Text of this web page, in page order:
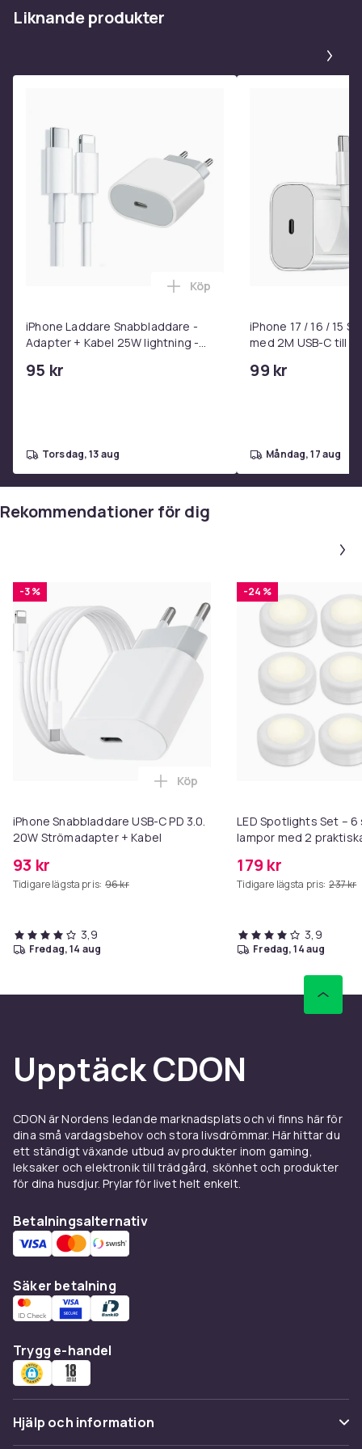
27e0d45d-b55a-41dd-8e38-58e0dae2cd0d
Liknande produkter
iPhone Laddare Snabbladdare -
Adapter + Kabel 25W lightning -
95 kr
Lägg till iPhone Laddare
Köp
torsdag, 13 aug
iPhone 17 / 16 / 15
med 2M USB-C till
99 kr
måndag, 17 aug
Rekommendationer för dig
-3 %
iPhone Snabbladdare USB-C PD 3.0.
20W Strömadapter + Kabel
93 kr
Tidigare lägsta pris: 96 kr
Lägg till iPhone Snabbladdare
Köp
3,9
fredag, 14 aug
-24 %
LED Spotlights Set –
lampor med 2
179 kr
Tidigare lägsta pris: 237 kr
3,9
fredag, 14 aug
Upptäck CDON
CDON är Nordens ledande marknadsplats och vi finns här för
dina små vardagsbehov och stora livsdrömmar. Här hittar du
ett ständigt växande utbud av produkter inom gaming,
leksaker och elektronik till trädgård, skönhet och produkter
för dina husdjur. Prylar för livet helt enkelt.
Betalningsalternativ
Säker betalning
Trygg e-handel
Hjälp och information